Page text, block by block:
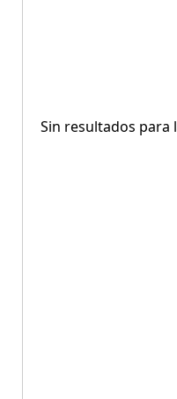
Sin resultados para